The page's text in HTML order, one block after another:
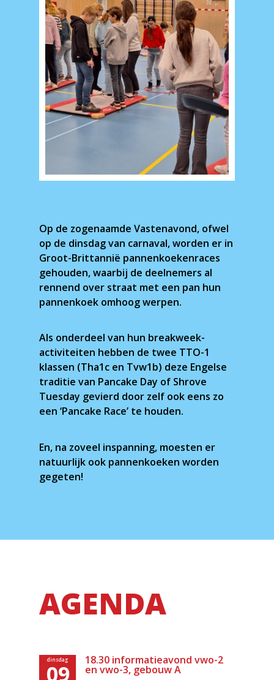
Op de zogenaamde Vastenavond, ofwel
op de dinsdag van carnaval, worden er in
Groot-Brittannië pannenkoekenraces
gehouden, waarbij de deelnemers al
rennend over straat met een pan hun
pannenkoek omhoog werpen.
Als onderdeel van hun breakweek-
activiteiten hebben de twee TTO-1
klassen (Tha1c en Tvw1b) deze Engelse
traditie van Pancake Day of Shrove
Tuesday gevierd door zelf ook eens zo
een ‘Pancake Race’ te houden.
En, na zoveel inspanning, moesten er
natuurlijk ook pannenkoeken worden
gegeten!
AGENDA
dinsdag
09 18.30 informatieavond vwo-2
en vwo-3, gebouw A